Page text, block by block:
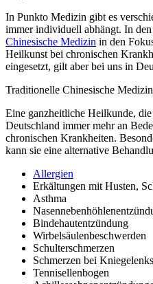
In Punkto Medizin gibt es
immer individuell abhängt. In
Chinesische Medizin in den
Heilkunst bei chronischen
eingesetzt, gilt aber bei uns in
Traditionelle Chinesische Medizin
Eine ganzheitliche Heilkunde,
Deutschland immer mehr an
chronischen Krankheiten.
kann sie eine alternative
Allergien
Erkältungen mit Husten,
Asthma
Bindehautentzündung
Wirbelsäulenbeschwerden
Schulterschmerzen
Schmerzen bei
Tennisellenbogen